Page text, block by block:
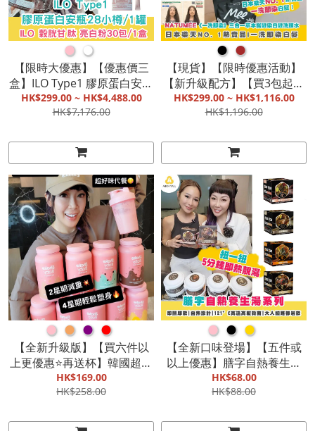
●●
【限時大優惠】【優惠價三
盒】ILO Type1 膠原蛋白安瓶
28小樽/1罐 & ILO 穀胱甘肽
亮白粉 30包/1盒|防止黑色素
豐富膠原蛋白【截單, 9月初
發貨】
HK$299.00 ~ HK$4,488.00
HK$7,176.00
●●
【現貨】【限時優惠活動】
【新升級配方】【買3包起有
優惠】日本製Natumee《一
洗即染》三合一草本護髮染
護理膏 (兩色可選)|日本樂天
No. 1熱賣品|一洗即染白髮|
梳髮設計更快更易用
HK$299.00 ~ HK$1,116.00
HK$1,196.00
●●●●
【全新升級版】【買六件以
上更優惠⭐️再送杯】韓國超火
🔥Shake Baby Protein
Shake 新版代餐奶昔 (多款口
生菌玻尿酸維生素|極速減重
HK$169.00
HK$258.00
●●●
【全新口味登場】【五件或
以上優惠】膳字自熱養生湯
系列全新登場(七款選擇)|即
開即飲|自熱設計|121°C高溫
【截單, 9月中發貨】
HK$68.00
HK$88.00